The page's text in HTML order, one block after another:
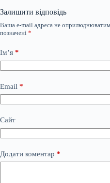
Залишити відповідь
Ваша e-mail адреса не
позначені *
Ім’я *
Email *
Сайт
Додати коментар *